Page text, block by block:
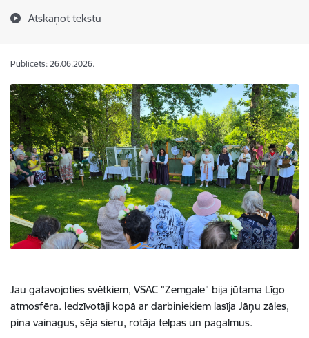
Atskaņot tekstu
Publicēts: 26.06.2026.
Jau gatavojoties svētkiem, VSAC "Zemgale" bija jūtama Līgo
atmosfēra. Iedzīvotāji kopā ar darbiniekiem lasīja Jāņu zāles,
pina vainagus, sēja sieru, rotāja telpas un pagalmus.